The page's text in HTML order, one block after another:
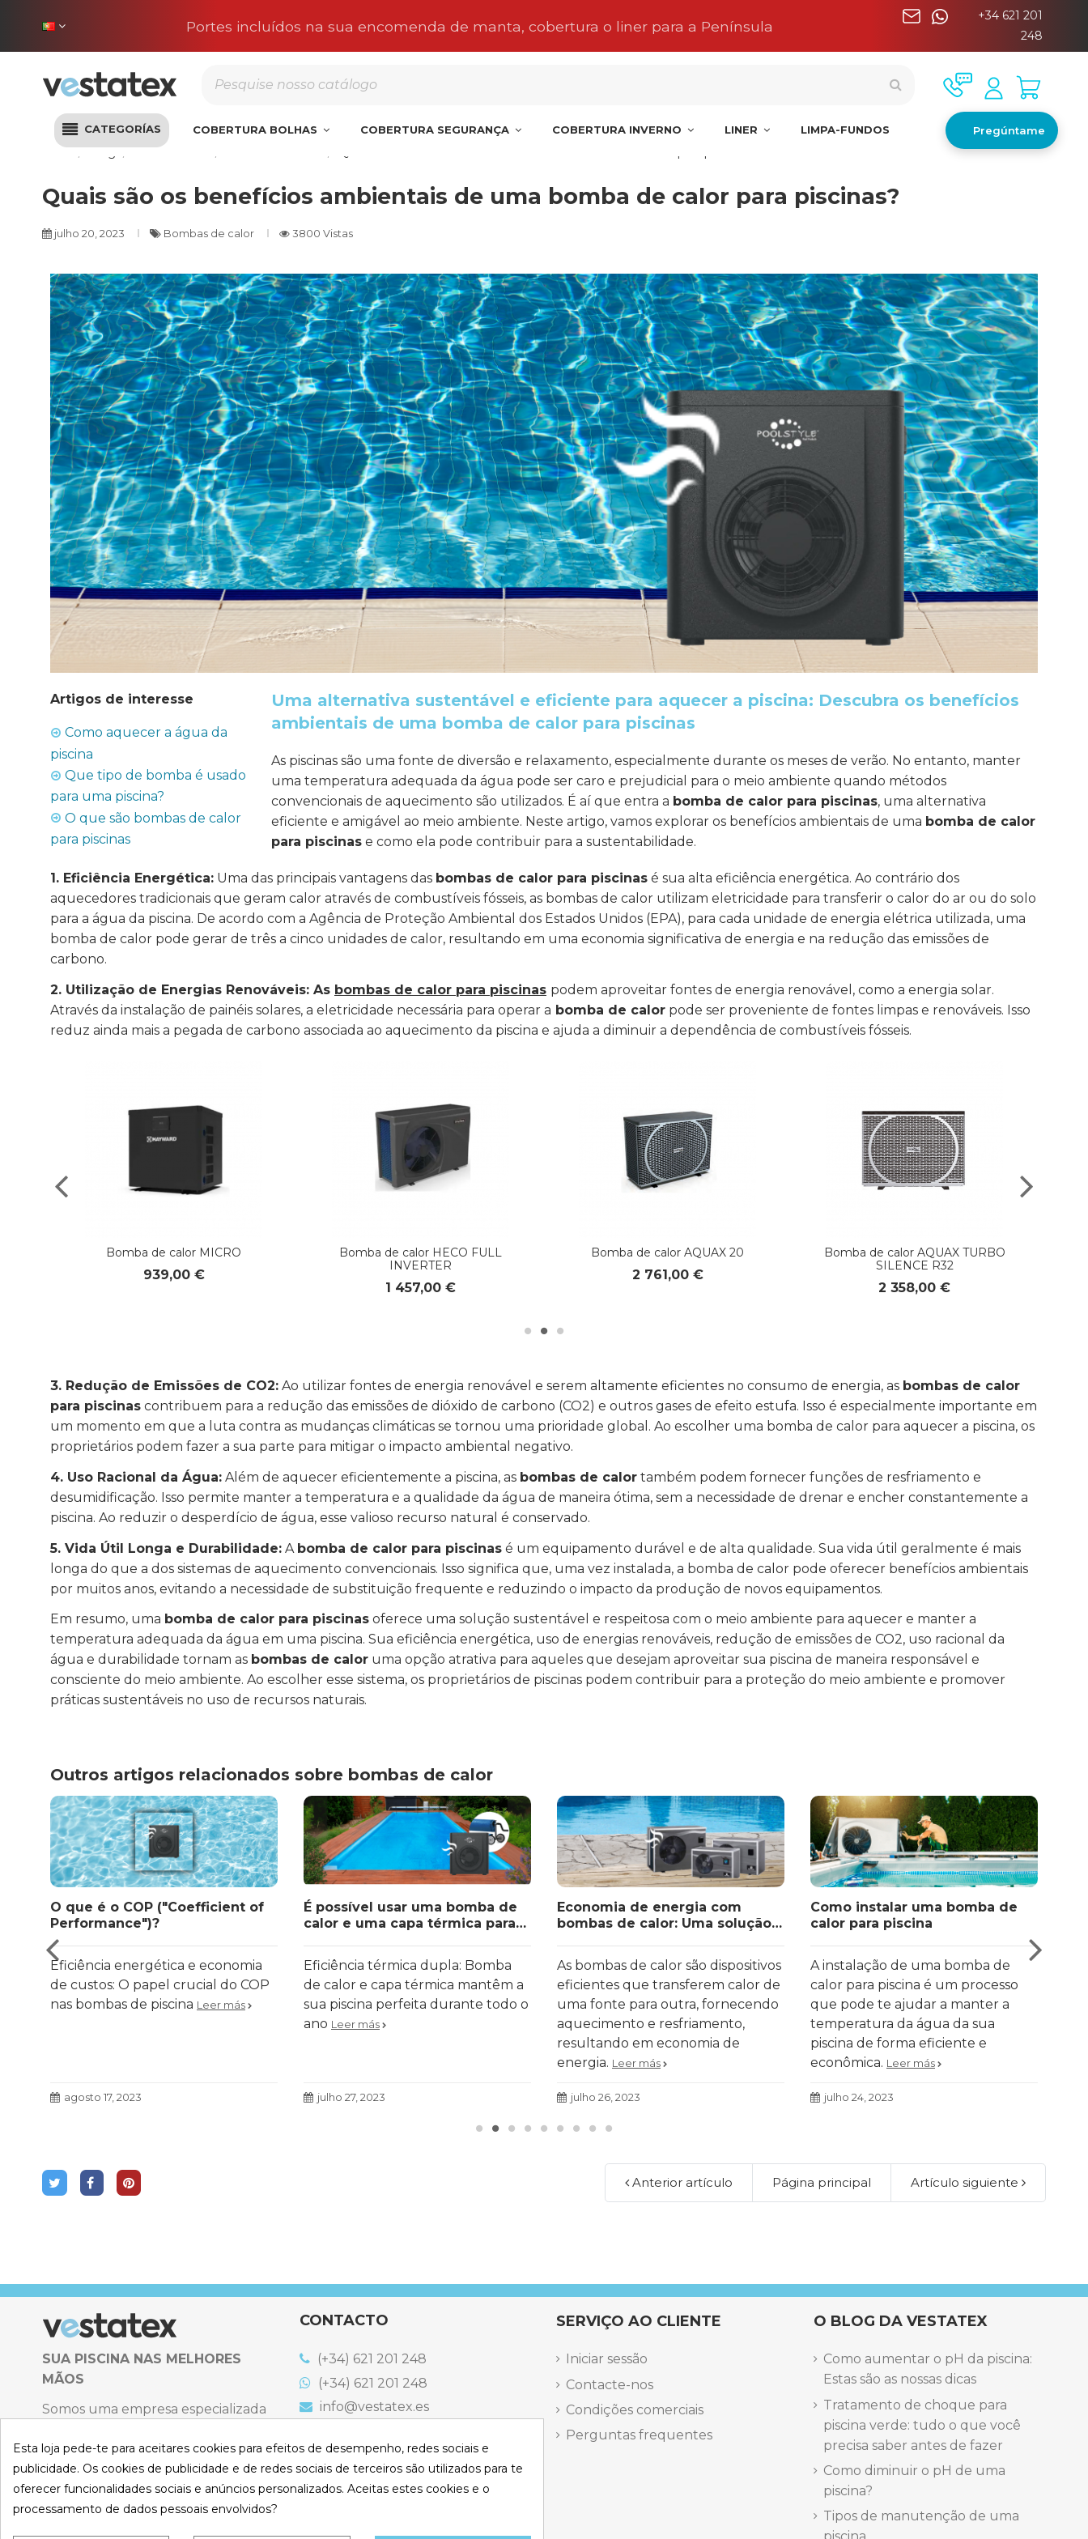
Portes incluídos na sua encomenda de manta, cobertura o liner para a Península
+34 621 201
248
CATEGORÍAS COBERTURA BOLHAS COBERTURA SEGURANÇA COBERTURA INVERNO LINER LIMPA-FUNDOS Pregúntame
Início Blog Climatización
Quais são os benefícios ambientais de uma bomba de calor para piscinas?
julho 20, 2023 Bombas de calor 3800 Vistas
Artigos de interesse
Como aquecer a água da
piscina
Que tipo de bomba é usado
para uma piscina?
O que são bombas de calor
para piscinas
Uma alternativa sustentável e eficiente para aquecer a piscina: Descubra os benefícios
ambientais de uma bomba de calor para piscinas
As piscinas são uma fonte de diversão e relaxamento, especialmente durante os meses de verão. No entanto, manter
uma temperatura adequada da água pode ser caro e prejudicial para o meio ambiente quando métodos
convencionais de aquecimento são utilizados. É aí que entra a bomba de calor para piscinas, uma alternativa
eficiente e amigável ao meio ambiente. Neste artigo, vamos explorar os benefícios ambientais de uma bomba de calor
para piscinase como ela pode contribuir para a sustentabilidade.
1. Eficiência Energética: Uma das principais vantagens das bombas de calor para piscinas é sua alta eficiência energética. Ao contrário dos
aquecedores tradicionais que geram calor através de combustíveis fósseis, as bombas de calor utilizam eletricidade para transferir o calor do ar ou do solo
para a água da piscina. De acordo com a Agência de Proteção Ambiental dos Estados Unidos (EPA), para cada unidade de energia elétrica utilizada, uma
bomba de calor pode gerar de três a cinco unidades de calor, resultando em uma economia significativa de energia e na redução das emissões de
carbono.
2. Utilização de Energias Renováveis: As bombas de calor para piscinas podem aproveitar fontes de energia renovável, como a energia solar.
Através da instalação de painéis solares, a eletricidade necessária para operar a bomba de calor pode ser proveniente de fontes limpas e renováveis. Isso
reduz ainda mais a pegada de carbono associada ao aquecimento da piscina e ajuda a diminuir a dependência de combustíveis fósseis.
Bomba de calor MICRO
939,00 €
Bomba de calor HECO FULL
INVERTER
1 457,00 €
Bomba de calor AQUAX 20
2 761,00 €
Bomba de calor AQUAX TURBO
SILENCE R32
2 358,00 €
3. Redução de Emissões de CO2: Ao utilizar fontes de energia renovável e serem altamente eficientes no consumo de energia, as bombas de calor
para piscinas contribuem para a redução das emissões de dióxido de carbono (CO2) e outros gases de efeito estufa. Isso é especialmente importante em
um momento em que a luta contra as mudanças climáticas se tornou uma prioridade global. Ao escolher uma bomba de calor para aquecer a piscina, os
proprietários podem fazer a sua parte para mitigar o impacto ambiental negativo.
4. Uso Racional da Água: Além de aquecer eficientemente a piscina, as bombas de calor também podem fornecer funções de resfriamento e
desumidificação. Isso permite manter a temperatura e a qualidade da água de maneira ótima, sem a necessidade de drenar e encher constantemente a
piscina. Ao reduzir o desperdício de água, esse valioso recurso natural é conservado.
5. Vida Útil Longa e Durabilidade: A bomba de calor para piscinas é um equipamento durável e de alta qualidade. Sua vida útil geralmente é mais
longa do que a dos sistemas de aquecimento convencionais. Isso significa que, uma vez instalada, a bomba de calor pode oferecer benefícios ambientais
por muitos anos, evitando a necessidade de substituição frequente e reduzindo o impacto da produção de novos equipamentos.
Em resumo, uma bomba de calor para piscinas oferece uma solução sustentável e respeitosa com o meio ambiente para aquecer e manter a
temperatura adequada da água em uma piscina. Sua eficiência energética, uso de energias renováveis, redução de emissões de CO2, uso racional da
água e durabilidade tornam as bombas de calor uma opção atrativa para aqueles que desejam aproveitar sua piscina de maneira responsável e
consciente do meio ambiente. Ao escolher esse sistema, os proprietários de piscinas podem contribuir para a proteção do meio ambiente e promover
práticas sustentáveis no uso de recursos naturais.
Outros artigos relacionados sobre bombas de calor
O que é o COP ("Coefficient of
Performance")?
Eficiência energética e economia
de custos: O papel crucial do COP
nas bombas de piscina Leer más
agosto 17, 2023
É possível usar uma bomba de
calor e uma capa térmica para
Eficiência térmica dupla: Bomba
de calor e capa térmica mantêm a
sua piscina perfeita durante todo o
ano Leer más
julho 27, 2023
Economia de energia com
bombas de calor: Uma solução
resfriamento.
As bombas de calor são dispositivos
eficientes que transferem calor de
uma fonte para outra, fornecendo
aquecimento e resfriamento,
resultando em economia de
energia. Leer más
julho 26, 2023
Como instalar uma bomba de
calor para piscina
A instalação de uma bomba de
calor para piscina é um processo
que pode te ajudar a manter a
temperatura da água da sua
piscina de forma eficiente e
econômica. Leer más
julho 24, 2023
Anterior artículo Página principal Artículo siguiente
SUA PISCINA NAS MELHORES
MÃOS
Somos uma empresa especializada
piscinas e produtos de filtração,
climatização, limpeza e desinfeção
para piscinas privadas privadas.
CONTACTO
(+34) 621 201 248
(+34) 621 201 248
info@vestatex.es
España
Bulevard dels Musics, 11 | Alicante,
España
SERVIÇO AO CLIENTE
Iniciar sessão
Contacte-nos
Condições comerciais
Perguntas frequentes
O BLOG DA VESTATEX
Como aumentar o pH da piscina:
Estas são as nossas dicas
Tratamento de choque para
piscina verde: tudo o que você
precisa saber antes de fazer
Como diminuir o pH de uma
piscina?
Tipos de manutenção de uma
Esta loja pede-te para aceitares cookies para efeitos de desempenho, redes sociais e
publicidade. Os cookies de publicidade e de redes sociais de terceiros são utilizados para te
oferecer funcionalidades sociais e anúncios personalizados. Aceitas estes cookies e o
processamento de dados pessoais envolvidos?